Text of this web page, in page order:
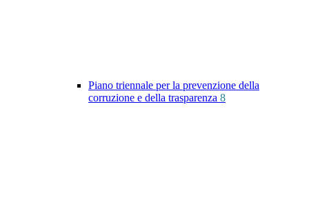
Piano triennale per la prevenzione della
corruzione e della trasparenza 8